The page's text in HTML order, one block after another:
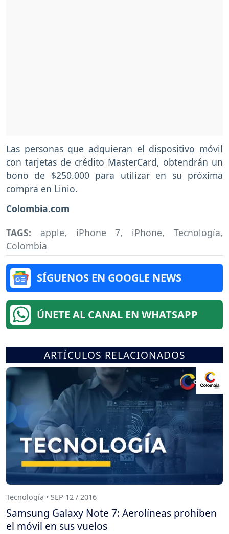
Las personas que adquieran el dispositivo móvil
con tarjetas de crédito MasterCard, obtendrán un
bono de $250.000 para utilizar en su próxima
compra en Linio.
Colombia.com
TAGS: apple, iPhone 7, iPhone,Tecnología,
Colombia
SÍGUENOS EN GOOGLE NEWS
ÚNETE AL CANAL EN WHATSAPP
ARTÍCULOS RELACIONADOS
Tecnología • SEP 12 / 2016
Samsung Galaxy Note 7: Aerolíneas prohíben
el móvil en sus vuelos